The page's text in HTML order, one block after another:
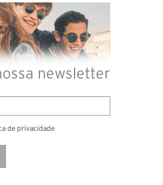
newsletter
de privacidade